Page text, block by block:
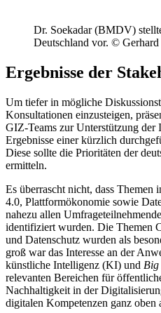
Dr. Soekadar (BMDV)
Deutschland vor. ©
Ergebnisse der
Um tiefer in mögliche
Konsultationen einzusteigen,
GIZ-Teams zur Unterstützung
Ergebnisse einer kürzlich
Diese sollte die Prioritäten der
ermitteln.
Es überrascht nicht, dass Themen
4.0, Plattformökonomie sowie
nahezu allen
identifiziert wurden. Die Themen
und Datenschutz wurden als
groß war das Interesse an der
künstliche Intelligenz (KI) und
relevanten Bereichen für
Nachhaltigkeit in der
digitalen Kompetenzen ganz oben